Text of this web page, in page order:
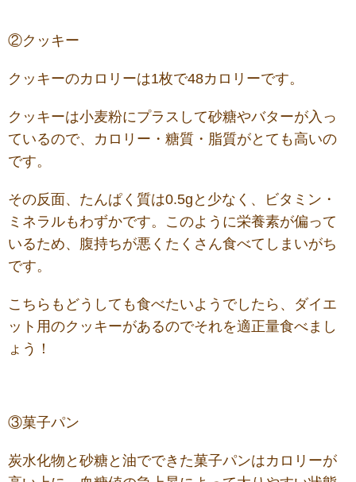
②クッキー
クッキーのカロリーは1枚で48カロリーです。
クッキーは小麦粉にプラスして砂糖やバターが入っ
ているので、カロリー・糖質・脂質がとても高いの
です。
その反面、たんぱく質は0.5gと少なく、ビタミン・
ミネラルもわずかです。このように栄養素が偏って
いるため、腹持ちが悪くたくさん食べてしまいがち
です。
こちらもどうしても食べたいようでしたら、ダイエ
ット用のクッキーがあるのでそれを適正量食べまし
ょう！
③菓子パン
炭水化物と砂糖と油でできた菓子パンはカロリーが